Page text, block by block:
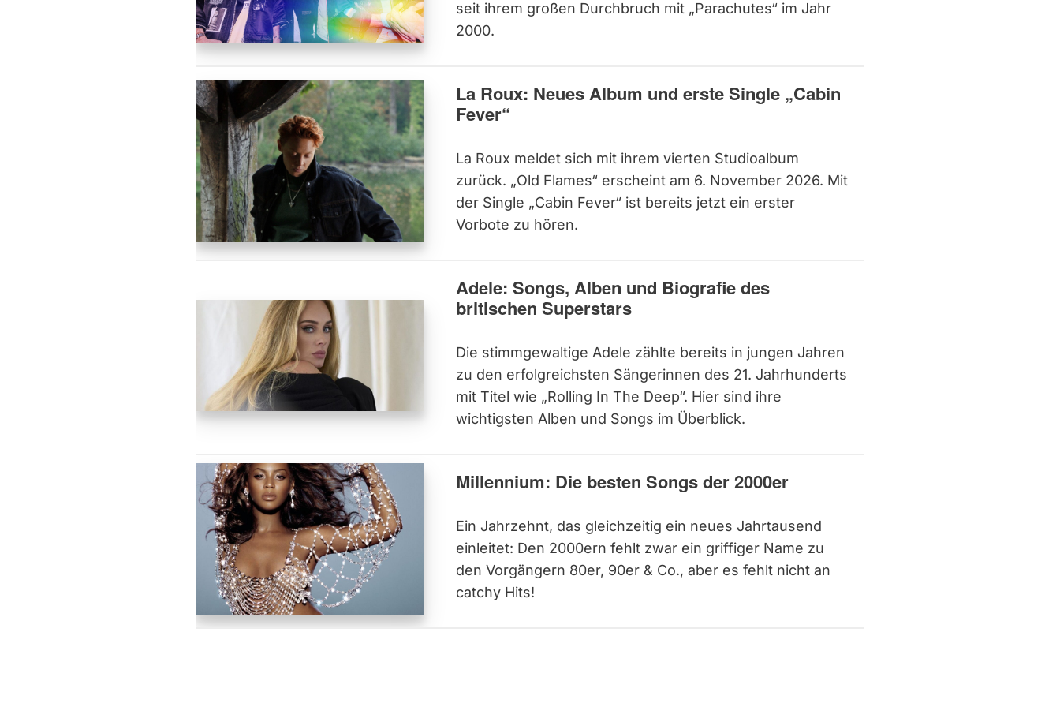
seit ihrem großen Durchbruch mit „Parachutes“ im Jahr
2000.
La Roux: Neues Album und erste Single „Cabin
Fever“
La Roux meldet sich mit ihrem vierten Studioalbum
zurück. „Old Flames“ erscheint am 6. November 2026. Mit
der Single „Cabin Fever“ ist bereits jetzt ein erster
Vorbote zu hören.
Adele: Songs, Alben und Biografie des
britischen Superstars
Die stimmgewaltige Adele zählte bereits in jungen Jahren
zu den erfolgreichsten Sängerinnen des 21. Jahrhunderts
mit Titel wie „Rolling In The Deep“. Hier sind ihre
wichtigsten Alben und Songs im Überblick.
Millennium: Die besten Songs der 2000er
Ein Jahrzehnt, das gleichzeitig ein neues Jahrtausend
einleitet: Den 2000ern fehlt zwar ein griffiger Name zu
den Vorgängern 80er, 90er & Co., aber es fehlt nicht an
catchy Hits!